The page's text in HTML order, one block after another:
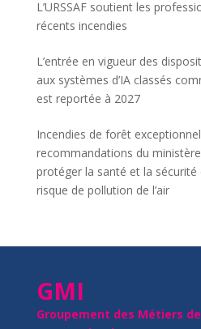
L’URSSAF soutient les
récents incendies
L’entrée en vigueur des
aux systèmes d’IA classés
est reportée à 2027
Incendies de forêt
recommandations du
protéger la santé et la sécurité
risque de pollution de l’air
GMI
Groupement des Métiers